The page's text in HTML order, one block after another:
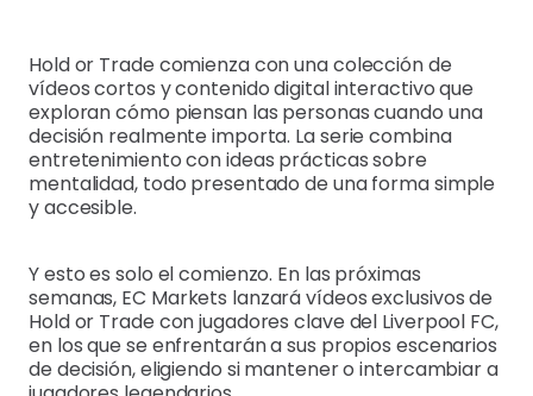
Hold or Trade comienza con una colección de
vídeos cortos y contenido digital interactivo que
exploran cómo piensan las personas cuando una
decisión realmente importa. La serie combina
entretenimiento con ideas prácticas sobre
mentalidad, todo presentado de una forma simple
y accesible.
Y esto es solo el comienzo. En las próximas
semanas, EC Markets lanzará vídeos exclusivos de
Hold or Trade con jugadores clave del Liverpool FC,
en los que se enfrentarán a sus propios escenarios
de decisión, eligiendo si mantener o intercambiar a